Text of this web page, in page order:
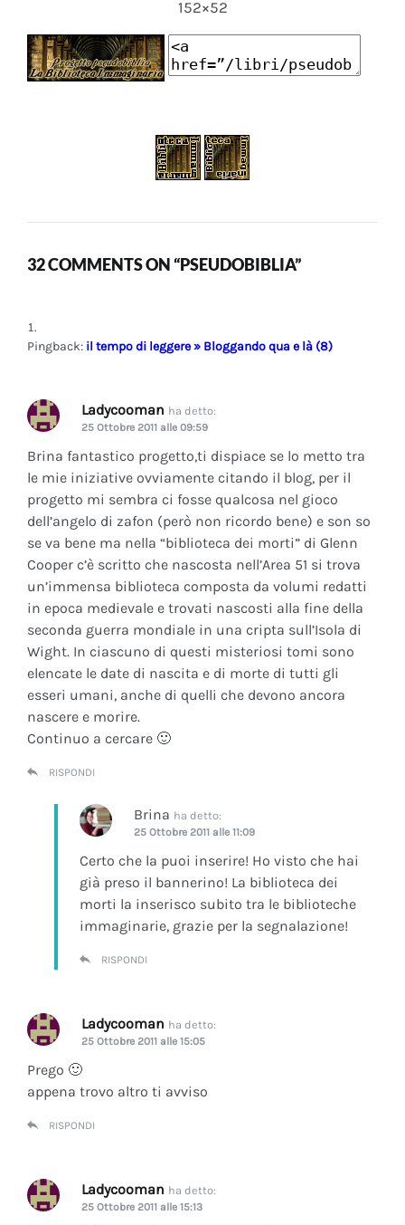
152×52
32 COMMENTS ON “PSEUDOBIBLIA”
Pingback: il tempo di leggere » Bloggando qua e là (8)
Ladycooman ha detto:
25 Ottobre 2011 alle 09:59
Brina fantastico progetto,ti dispiace se lo metto tra
le mie iniziative ovviamente citando il blog, per il
progetto mi sembra ci fosse qualcosa nel gioco
dell’angelo di zafon (però non ricordo bene) e son so
se va bene ma nella “biblioteca dei morti” di Glenn
Cooper c’è scritto che nascosta nell’Area 51 si trova
un’immensa biblioteca composta da volumi redatti
in epoca medievale e trovati nascosti alla fine della
seconda guerra mondiale in una cripta sull’Isola di
Wight. In ciascuno di questi misteriosi tomi sono
elencate le date di nascita e di morte di tutti gli
esseri umani, anche di quelli che devono ancora
nascere e morire.
Continuo a cercare 🙂
RISPONDI
Brina ha detto:
25 Ottobre 2011 alle 11:09
Certo che la puoi inserire! Ho visto che hai
già preso il bannerino! La biblioteca dei
morti la inserisco subito tra le biblioteche
immaginarie, grazie per la segnalazione!
RISPONDI
Ladycooman ha detto:
25 Ottobre 2011 alle 15:05
Prego 🙂
appena trovo altro ti avviso
RISPONDI
Ladycooman ha detto:
25 Ottobre 2011 alle 15:13